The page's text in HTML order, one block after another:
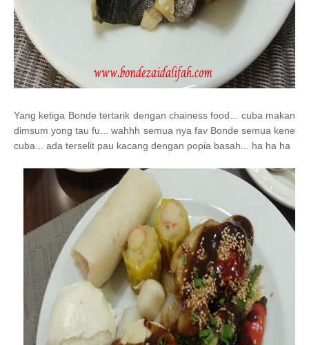
Yang ketiga Bonde tertarik dengan chainess food... cuba makan
dimsum yong tau fu... wahhh semua nya fav Bonde semua kene
cuba... ada terselit pau kacang dengan popia basah... ha ha ha